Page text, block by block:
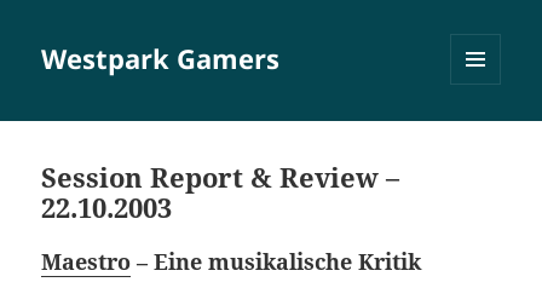
Westpark Gamers
Session Report & Review –
22.10.2003
Maestro – Eine musikalische Kritik